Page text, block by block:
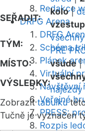
Redakce
DRFG Arena
DRFG
Schéma
Plánek
Virtuální
Návštěvní
Veřejné
PRESS:
Rozpis
SEŘADIT:
kolo|
TÝM:
všechny
PRE
MÍSTO:
všude|
VÝSLEDKY:
nájezdy
Zobrazittabulku
Tučně je vyznačen